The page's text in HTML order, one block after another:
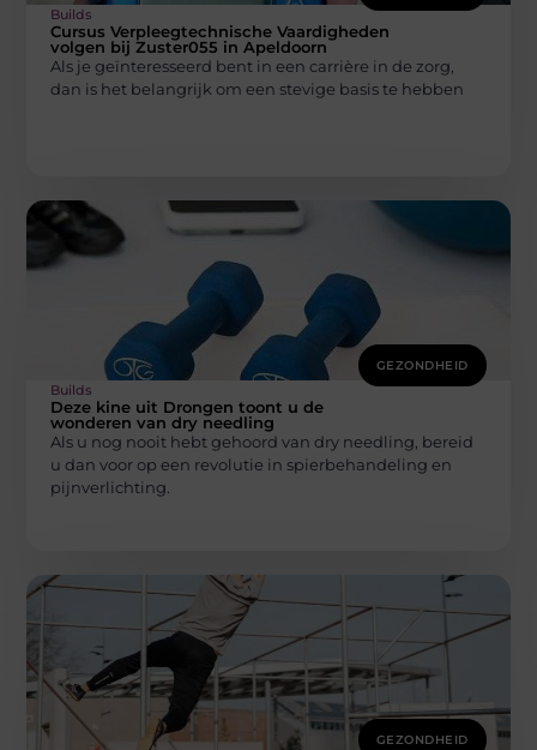
Builds
Cursus Verpleegtechnische Vaardigheden
volgen bij Zuster055 in Apeldoorn
Als je geïnteresseerd bent in een carrière in de zorg,
dan is het belangrijk om een stevige basis te hebben
GEZONDHEID
Builds
Deze kine uit Drongen toont u de
wonderen van dry needling
Als u nog nooit hebt gehoord van dry needling, bereid
u dan voor op een revolutie in spierbehandeling en
pijnverlichting.
GEZONDHEID